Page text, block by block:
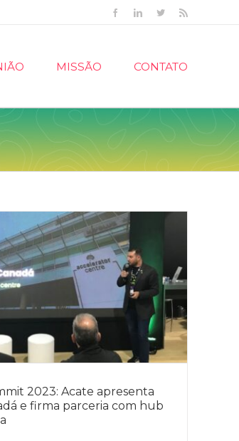
FacebookLinkedinTwitter
MISSÃO CONTATO
2023: Acate apresenta
e firma parceria com hub